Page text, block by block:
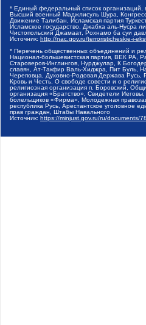
* Единый федеральный список организаций,
Высший военный Маджлисуль Шура,
Движение Талибан, Исламская партия
Исламское государство, Джабха аль-Нусра
Чистопольский Джамаат, Рохнамо ба суи
Источник: http://nac.gov.ru/terroristicheskie-i-
* Перечень общественных объединений и
Национал-большевистская партия, ВЕК РА,
Староверов-Инглингов, Нурджулар, К
славян, Ат-Такфир Валь-Хиджра, Пит Буль,
Череповца, Духовно-Родовая Держава Русь,
Кровь и Честь, О свободе совести и о
религиозная организация п. Боровский,
организация «Братство», Свидетели
болельщиков «Фирма», Молодежная
республика Русь, Арестантское уголовное
прав граждан, Штабы Навального
Источник: https://minjust.gov.ru/ru/documents/